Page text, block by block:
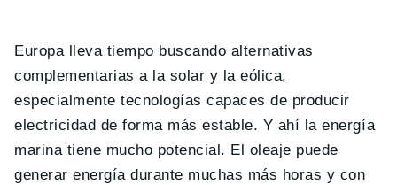
Europa lleva tiempo buscando alternativas
complementarias a la solar y la eólica,
especialmente tecnologías capaces de producir
electricidad de forma más estable. Y ahí la energía
marina tiene mucho potencial. El oleaje puede
generar energía durante muchas más horas y con